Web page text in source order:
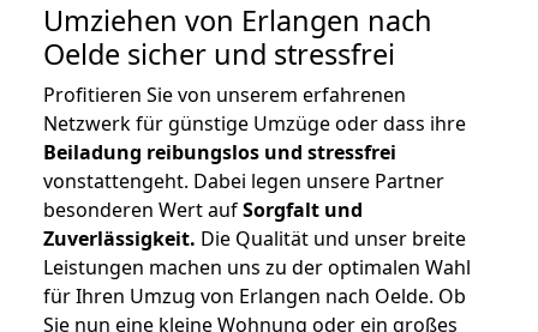
Umziehen von Erlangen nach
Oelde sicher und stressfrei
Profitieren Sie von unserem erfahrenen
Netzwerk für günstige Umzüge oder dass ihre
Beiladung reibungslos und stressfrei
vonstattengeht. Dabei legen unsere Partner
besonderen Wert aufSorgfalt und
Zuverlässigkeit. Die Qualität und unser breite
Leistungen machen uns zu der optimalen Wahl
für Ihren Umzug von Erlangen nach Oelde. Ob
Sie nun eine kleine Wohnung oder ein großes